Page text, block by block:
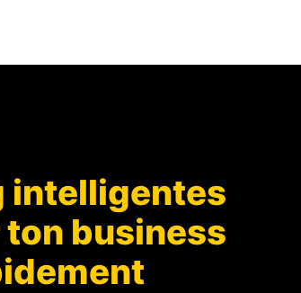
intelligentes
business